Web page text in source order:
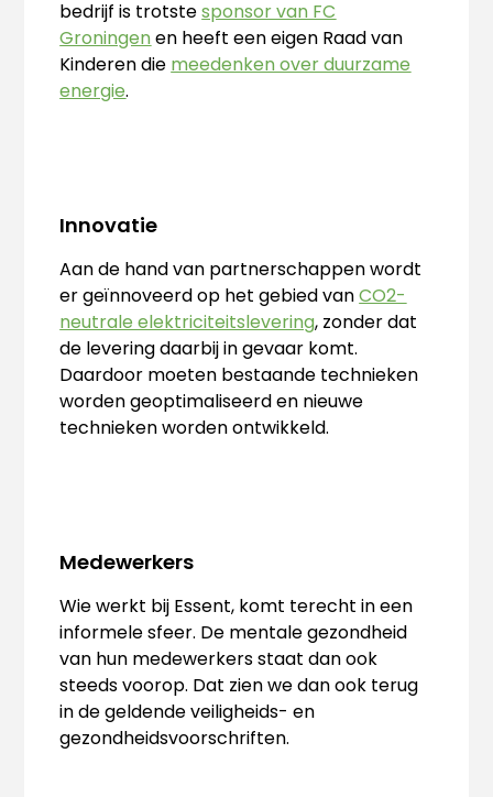
bedrijf is trotstesponsor van FC
Groningenen heeft een eigen Raad van
Kinderen die meedenken over duurzame
energie.
Innovatie
Aan de hand van partnerschappen wordt
er geïnnoveerd op het gebied vanCO2-
neutrale elektriciteitslevering, zonder dat
de levering daarbij in gevaar komt.
Daardoor moeten bestaande technieken
worden geoptimaliseerd en nieuwe
technieken worden ontwikkeld.
Medewerkers
Wie werkt bij Essent, komt terecht in een
informele sfeer. De mentale gezondheid
van hun medewerkers staat dan ook
steeds voorop. Dat zien we dan ook terug
in de geldende veiligheids- en
gezondheidsvoorschriften.